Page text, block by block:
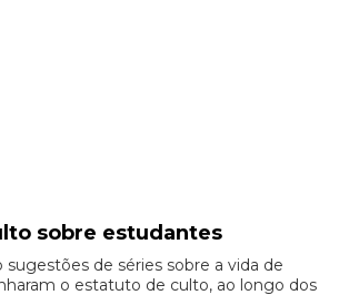
sobre estudantes
de séries sobre a vida de
o estatuto de culto, ao longo dos